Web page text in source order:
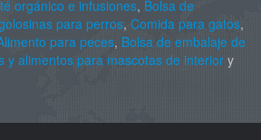
orgánico e infusiones, Bolsa de
para perros, Comida para gatos,
para peces, Bolsa de embalaje de
y alimentos para mascotas de interior y